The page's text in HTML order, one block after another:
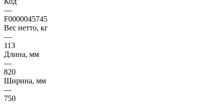
—
F0000045745
Вес нетто, кг
—
113
Длина, мм
—
820
Ширина, мм
—
750